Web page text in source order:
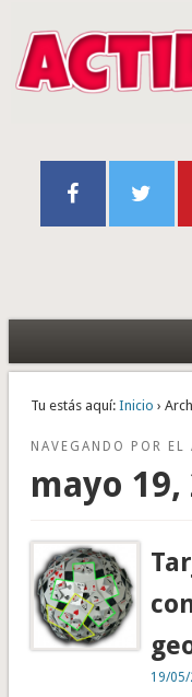
Tu estás aquí: Inicio ›
NAVEGANDO POR EL
mayo 19,
19/05/